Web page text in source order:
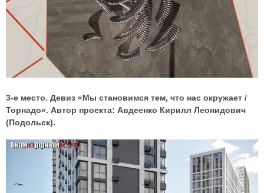
3-е место. Девиз «Мы становимся тем, что нас окружает /
Торнадо». Автор проекта: Авдеенко Кирилл Леонидович
(Подольск).